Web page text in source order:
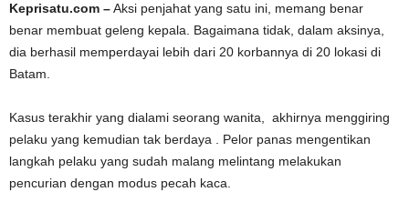
Keprisatu.com –Aksi penjahat yang satu ini, memang benar
benar membuat geleng kepala. Bagaimana tidak, dalam aksinya,
dia berhasil memperdayai lebih dari 20 korbannya di 20 lokasi di
Batam.
Kasus terakhir yang dialami seorang wanita, akhirnya menggiring
pelaku yang kemudian tak berdaya . Pelor panas mengentikan
langkah pelaku yang sudah malang melintang melakukan
pencurian dengan modus pecah kaca.